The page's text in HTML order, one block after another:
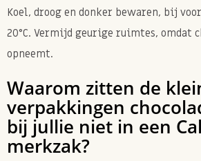
Koel, droog en donker bewaren, bij
20°C. Vermijd geurige ruimtes, omdat
opneemt.
Waarom zitten de
verpakkingen
bij jullie niet in een
merkzak?